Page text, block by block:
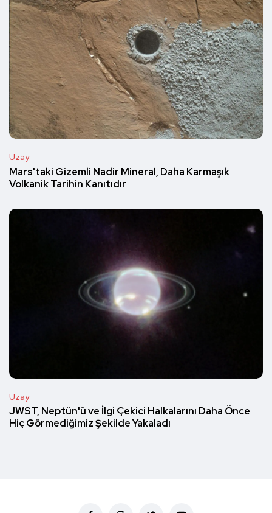
Uzay
Mars'taki Gizemli Nadir Mineral, Daha Karmaşık
Volkanik Tarihin Kanıtıdır
Uzay
JWST, Neptün'ü ve İlgi Çekici Halkalarını Daha Önce
Hiç Görmediğimiz Şekilde Yakaladı